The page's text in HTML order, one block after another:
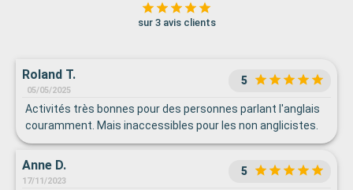
sur 3 avis clients
Roland T.
05/05/2025
5
Activités très bonnes pour des personnes parlant l'anglais
couramment. Mais inaccessibles pour les non anglicistes.
Anne D.
17/11/2023
5